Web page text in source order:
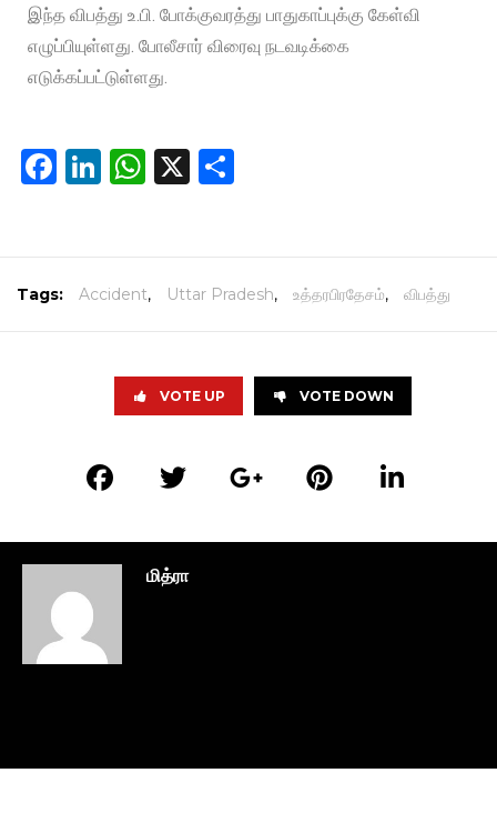
இந்த விபத்து உ.பி. போக்குவரத்து பாதுகாப்புக்கு கேள்வி
எழுப்பியுள்ளது. போலீசார் விரைவு நடவடிக்கை
எடுக்கப்பட்டுள்ளது.
Facebook
LinkedIn
WhatsApp
X
Tags: Accident, Uttar Pradesh, உத்தரபிரதேசம், விபத்து
VOTE UP VOTE DOWN
மித்ரா